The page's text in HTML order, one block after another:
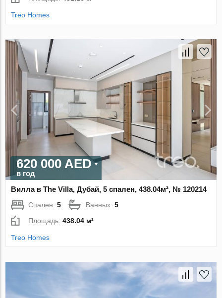
Treo Homes
620 000 AED
в год
Вилла в The Villa, Дубай, 5 спален, 438.04м², № 120214
Спален:5 Ванных:5
Площадь:438.04 м²
Treo Homes